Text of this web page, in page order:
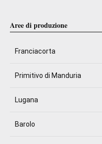
Aree di produzione
Franciacorta
Primitivo di Manduria
Lugana
Barolo